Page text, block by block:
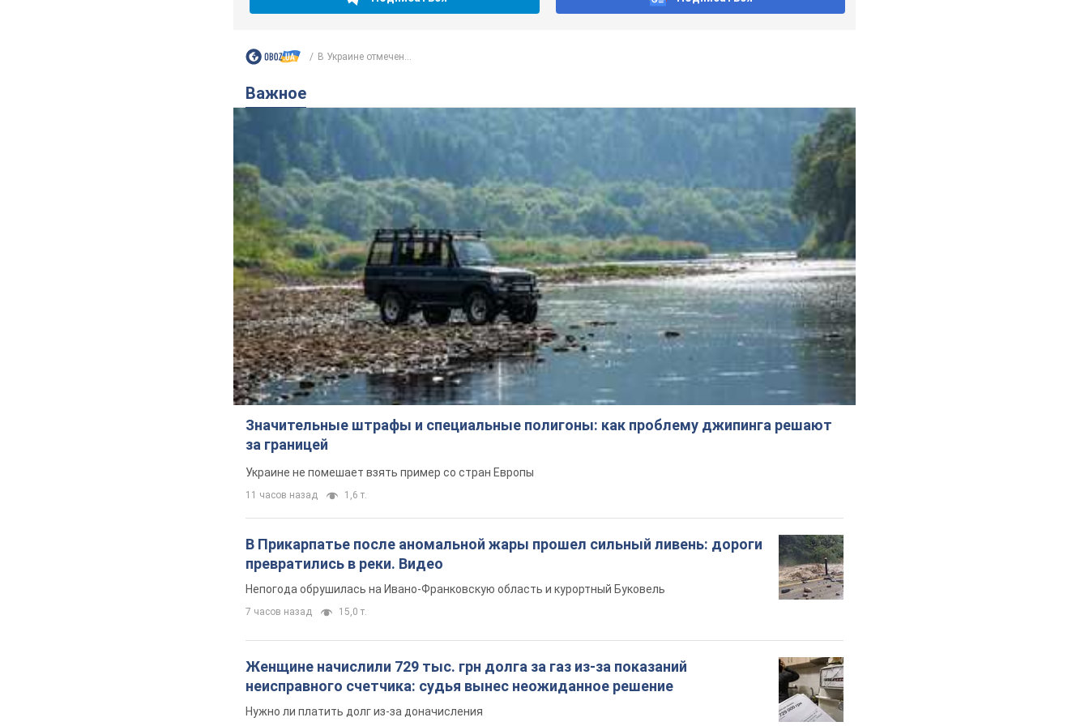
В Украине отмечен...
Важное
Значительные штрафы и специальные полигоны: как проблему джипинга решают
за границей
Украине не помешает взять пример со стран Европы
11 часов назад 1,6 т.
В Прикарпатье после аномальной жары прошел сильный ливень: дороги
превратились в реки. Видео
Непогода обрушилась на Ивано-Франковскую область и курортный Буковель
7 часов назад 15,0 т.
Женщине начислили 729 тыс. грн долга за газ из-за показаний
неисправного счетчика: судья вынес неожиданное решение
Нужно ли платить долг из-за доначисления